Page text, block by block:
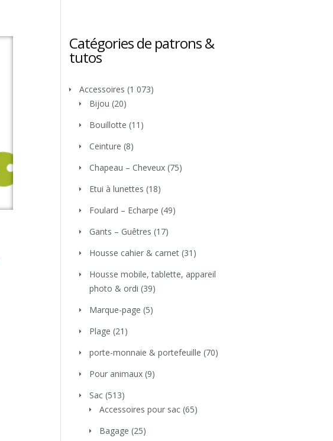
Catégories de patrons &
tutos
Accessoires (1 073)
Bijou (20)
Bouillotte (11)
Ceinture (8)
Chapeau – Cheveux (75)
Etui à lunettes (18)
Foulard – Echarpe (49)
Gants – Guêtres (17)
Housse cahier & carnet (31)
Housse mobile, tablette, appareil
photo & ordi (39)
Marque-page (5)
Plage (21)
porte-monnaie & portefeuille (70)
Pour animaux (9)
Sac (513)
Accessoires pour sac (65)
Bagage (25)